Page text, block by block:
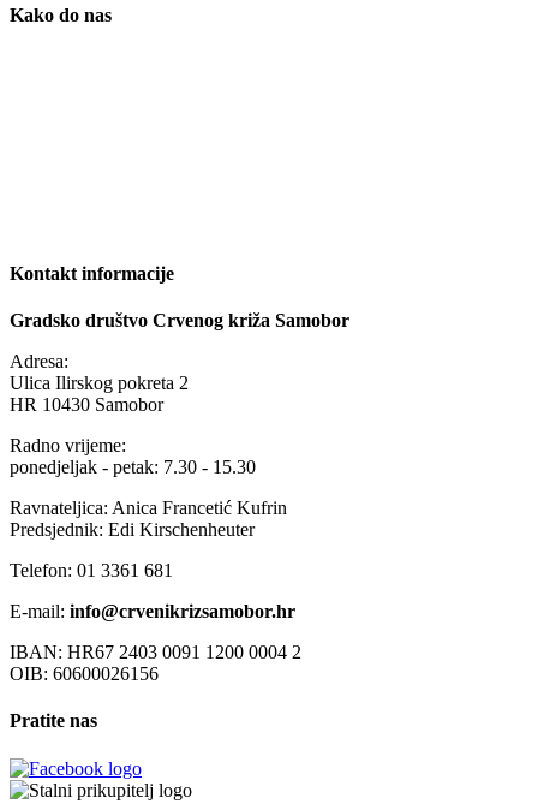
Kako do nas
Kontakt informacije
Gradsko društvo Crvenog križa Samobor
Adresa:
Ulica Ilirskog pokreta 2
HR 10430 Samobor
Radno vrijeme:
ponedjeljak - petak: 7.30 - 15.30
Ravnateljica: Anica Francetić Kufrin
Predsjednik: Edi Kirschenheuter
Telefon: 01 3361 681
E-mail: info@crvenikrizsamobor.hr
IBAN: HR67 2403 0091 1200 0004 2
OIB: 60600026156
Pratite nas